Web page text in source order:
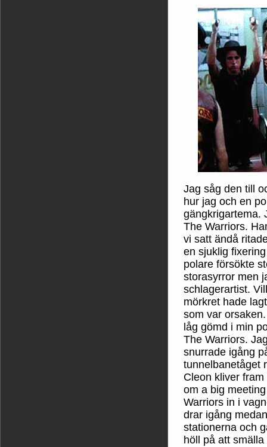
Jag såg den till
hur jag och en
gängkrigartema.
The Warriors.
vi satt ändå
en sjuklig
polare försökte
storasyrror men
schlagerartist.
mörkret hade
som var
låg gömd i min
The Warriors.
snurrade igång
tunnelbanetåget
Cleon kliver
om a big
Warriors in i
drar igång
stationerna och
höll på att